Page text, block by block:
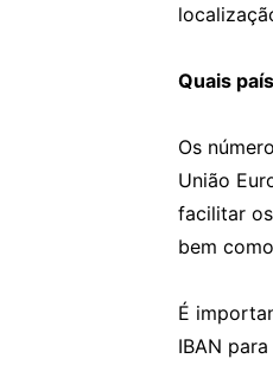
Quais
Os
União
facilitar
bem
É
IBAN